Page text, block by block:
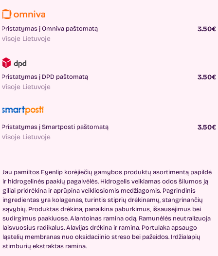
Pristatymas į Omniva paštomatą
Visoje Lietuvoje
3.50€
Pristatymas į DPD paštomatą
Visoje Lietuvoje
3.50€
Pristatymas į Smartposti paštomatą
Visoje Lietuvoje
3.50€
Jau pamiltos Eyenlip korėjiečių gamybos produktų asortimentą papildė
ir hidrogelinės paakių pagalvėlės. Hidrogelis veikiamas odos šilumos ją
giliai pridrėkina ir aprūpina veikliosiomis medžiagomis. Pagrindinis
ingredientas yra kolagenas, turintis stiprių drėkinamų, stangrinančių
sąvybių. Produktas drėkina, panaikina paburkimus, išsausėjimus bei
sudirgimus paakiuose. Alantoinas ramina odą. Ramunėlės neutralizuoja
laisvuosius radikalus. Alavijas drėkina ir ramina. Portulaka apsaugo
ląstelių membranas nuo oksidaciinio streso bei pažeidos. Irdžialapių
stimburių ekstraktas ramina.